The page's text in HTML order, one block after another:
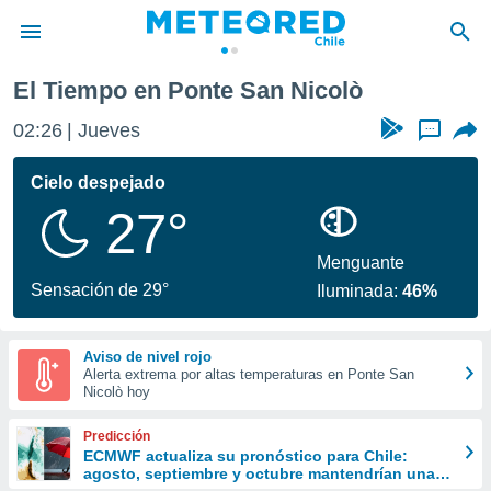
de
por
se
calidad.
a este
las
y
forma
digital
basada
El Tiempo en Ponte San Nicolò
02:26 Jueves ...
Cielo despejado
27°
Sensación de 29°
Menguante
Iluminada:46%
Aviso de nivel rojo
Alerta extrema por altas temperaturas en Ponte San
Nicolò hoy
Predicción
ECMWF actualiza su pronóstico para Chile:
agosto, septiembre y octubre mantendrían una